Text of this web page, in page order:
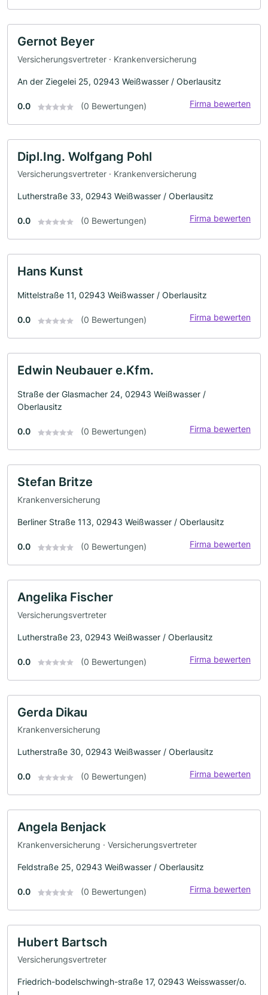
Gernot Beyer
Versicherungsvertreter · Krankenversicherung
An der Ziegelei 25, 02943 Weißwasser / Oberlausitz
0.0 (0 Bewertungen) Firma bewerten
Dipl.Ing. Wolfgang Pohl
Versicherungsvertreter · Krankenversicherung
Lutherstraße 33, 02943 Weißwasser / Oberlausitz
0.0 (0 Bewertungen) Firma bewerten
Hans Kunst
Mittelstraße 11, 02943 Weißwasser / Oberlausitz
0.0 (0 Bewertungen) Firma bewerten
Edwin Neubauer e.Kfm.
Straße der Glasmacher 24, 02943 Weißwasser /
Oberlausitz
0.0 (0 Bewertungen) Firma bewerten
Stefan Britze
Krankenversicherung
Berliner Straße 113, 02943 Weißwasser / Oberlausitz
0.0 (0 Bewertungen) Firma bewerten
Angelika Fischer
Versicherungsvertreter
Lutherstraße 23, 02943 Weißwasser / Oberlausitz
0.0 (0 Bewertungen) Firma bewerten
Gerda Dikau
Krankenversicherung
Lutherstraße 30, 02943 Weißwasser / Oberlausitz
0.0 (0 Bewertungen) Firma bewerten
Angela Benjack
Krankenversicherung · Versicherungsvertreter
Feldstraße 25, 02943 Weißwasser / Oberlausitz
0.0 (0 Bewertungen) Firma bewerten
Hubert Bartsch
Versicherungsvertreter
Friedrich-bodelschwingh-straße 17, 02943 Weisswasser/o.